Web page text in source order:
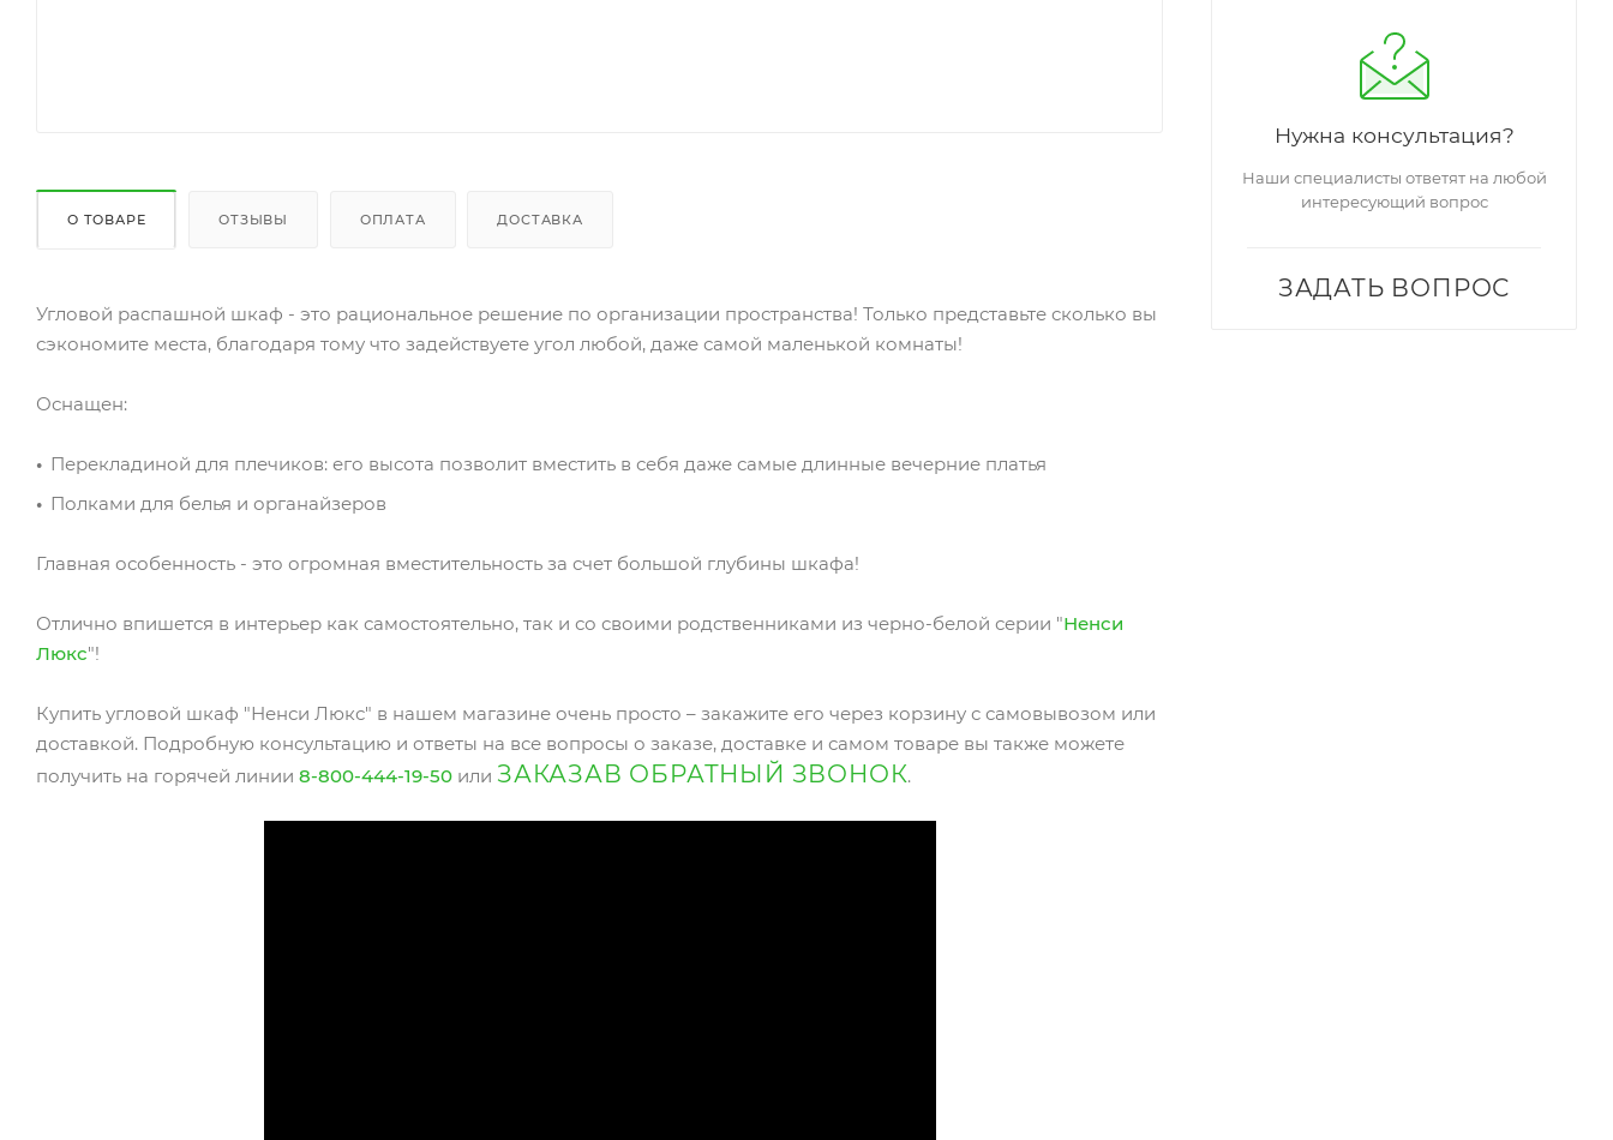
О ТОВАРЕ ОТЗЫВЫ ОПЛАТА ДОСТАВКА
Угловой распашной шкаф - это рациональное решение по организации пространства! Только представьте сколько вы
сэкономите места, благодаря тому что задействуете угол любой, даже самой маленькой комнаты!
Оснащен:
Перекладиной для плечиков: его высота позволит вместить в себя даже самые длинные вечерние платья
Полками для белья и органайзеров
Главная особенность - это огромная вместительность за счет большой глубины шкафа!
Отлично впишется в интерьер как самостоятельно, так и со своими родственниками из черно-белой серии "Ненси
Люкс"!
Купить угловой шкаф "Ненси Люкс" в нашем магазине очень просто – закажите его через корзину с самовывозом или
доставкой. Подробную консультацию и ответы на все вопросы о заказе, доставке и самом товаре вы также можете
получить на горячей линии 8-800-444-19-50 или ЗАКАЗАВ ОБРАТНЫЙ ЗВОНОК.
Нужна консультация?
Наши специалисты ответят на любой
интересующий вопрос
ЗАДАТЬ ВОПРОС